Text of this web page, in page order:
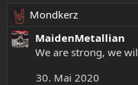
R
e
a
Mondkerz
MaidenMetallian
We are strong, we
30. Mai 2020